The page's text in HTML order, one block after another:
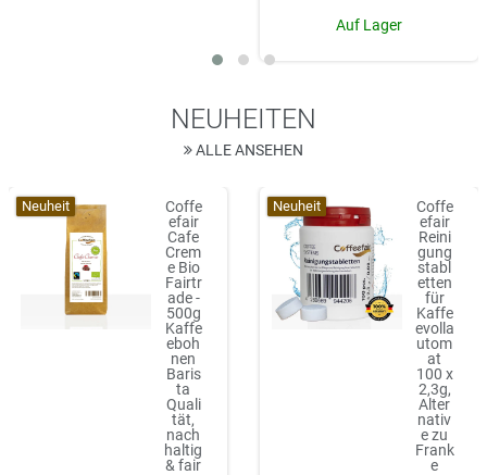
Auf Lager
NEUHEITEN
ALLE ANSEHEN
Neuheit
Coffe
efair
Cafe
Crem
e Bio
Fairtr
ade -
500g
Kaffe
eboh
nen
Baris
ta
Quali
tät,
nach
haltig
& fair
Neuheit
Coffe
efair
Reini
gung
stabl
etten
für
Kaffe
evolla
utom
at
100 x
2,3g,
Alter
nativ
e zu
Frank
e